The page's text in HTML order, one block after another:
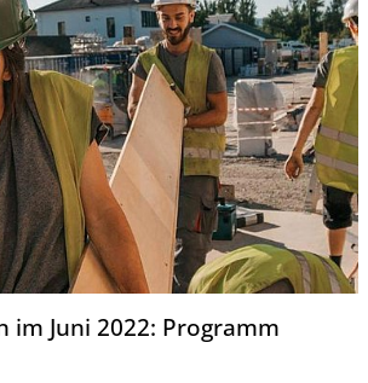
im Juni 2022: Programm